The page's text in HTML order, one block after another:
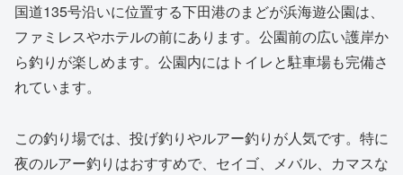
国道135号沿いに位置する下田港のまどが浜海遊公園は、
ファミレスやホテルの前にあります。公園前の広い護岸か
ら釣りが楽しめます。公園内にはトイレと駐車場も完備さ
れています。
この釣り場では、投げ釣りやルアー釣りが人気です。特に
夜のルアー釣りはおすすめで、セイゴ、メバル、カマスな